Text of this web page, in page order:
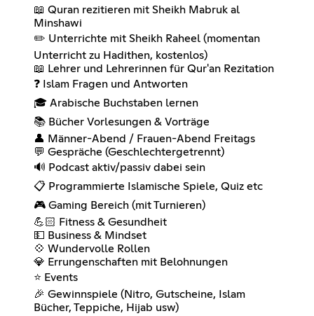
📖 Quran rezitieren mit Sheikh Mabruk al
Minshawi
✏️ Unterrichte mit Sheikh Raheel (momentan
Unterricht zu Hadithen, kostenlos)
📖 Lehrer und Lehrerinnen für Qur'an Rezitation
❓ Islam Fragen und Antworten
🎓 Arabische Buchstaben lernen
📚 Bücher Vorlesungen & Vorträge
👤 Männer-Abend / Frauen-Abend Freitags
💬 Gespräche (Geschlechtergetrennt)
🔊 Podcast aktiv/passiv dabei sein
📋 Programmierte Islamische Spiele, Quiz etc
🎮 Gaming Bereich (mit Turnieren)
💪🏻 Fitness & Gesundheit
💵 Business & Mindset
💠 Wundervolle Rollen
💎 Errungenschaften mit Belohnungen
⭐ Events
🎉 Gewinnspiele (Nitro, Gutscheine, Islam
Bücher, Teppiche, Hijab usw)